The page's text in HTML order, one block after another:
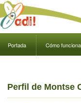
Portada Cómo
Perfil de Montse